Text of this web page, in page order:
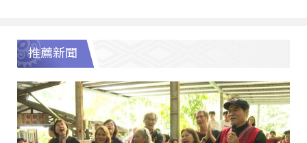
推薦新聞